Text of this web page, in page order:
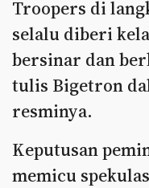
Troopers di
selalu diberi
bersinar dan
tulis Bigetron
resminya.
Keputusan
memicu